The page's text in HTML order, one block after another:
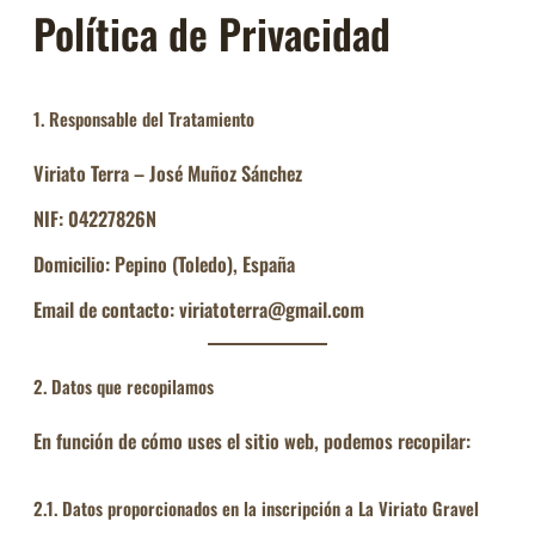
Política de Privacidad
1. Responsable del Tratamiento
Viriato Terra –José Muñoz Sánchez
NIF: 04227826N
Domicilio: Pepino (Toledo), España
Email de contacto: viriatoterra@gmail.com
2. Datos que recopilamos
En función de cómo uses el sitio web, podemos recopilar:
2.1. Datos proporcionados en la inscripción a La Viriato Gravel